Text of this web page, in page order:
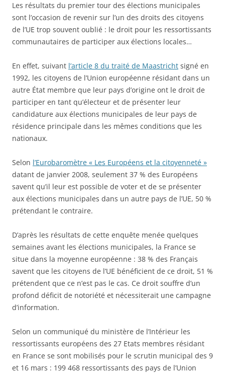
Les résultats du premier tour des élections municipales
sont l’occasion de revenir sur l’un des droits des citoyens
de l’UE trop souvent oublié : le droit pour les ressortissants
communautaires de participer aux élections locales…
En effet, suivant l’article 8 du traité de Maastricht signé en
1992, les citoyens de l’Union européenne résidant dans un
autre État membre que leur pays d’origine ont le droit de
participer en tant qu’électeur et de présenter leur
candidature aux élections municipales de leur pays de
résidence principale dans les mêmes conditions que les
nationaux.
Selon l’Eurobaromètre « Les Européens et la citoyenneté »
datant de janvier 2008, seulement 37 % des Européens
savent qu’il leur est possible de voter et de se présenter
aux élections municipales dans un autre pays de l’UE, 50 %
prétendant le contraire.
D’après les résultats de cette enquête menée quelques
semaines avant les élections municipales, la France se
situe dans la moyenne européenne : 38 % des Français
savent que les citoyens de l’UE bénéficient de ce droit, 51 %
prétendent que ce n’est pas le cas. Ce droit souffre d’un
profond déficit de notoriété et nécessiterait une campagne
d’information.
Selon un communiqué du ministère de l’Intérieur les
ressortissants européens des 27 Etats membres résidant
en France se sont mobilisés pour le scrutin municipal des 9
et 16 mars : 199 468 ressortissants des pays de l’Union